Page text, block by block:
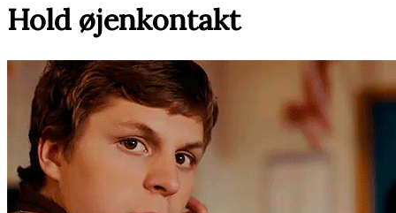
Hold øjenkontakt